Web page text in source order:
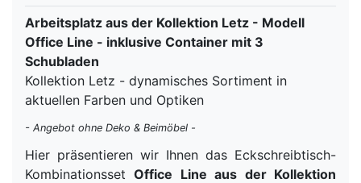
Arbeitsplatz aus der Kollektion Letz - Modell
Office Line - inklusive Container mit 3
Schubladen
Kollektion Letz - dynamisches Sortiment in
aktuellen Farben und Optiken
- Angebot ohne Deko & Beimöbel -
Hier präsentieren wir Ihnen das Eckschreibtisch-
KombinationssetOffice Line aus der Kollektion